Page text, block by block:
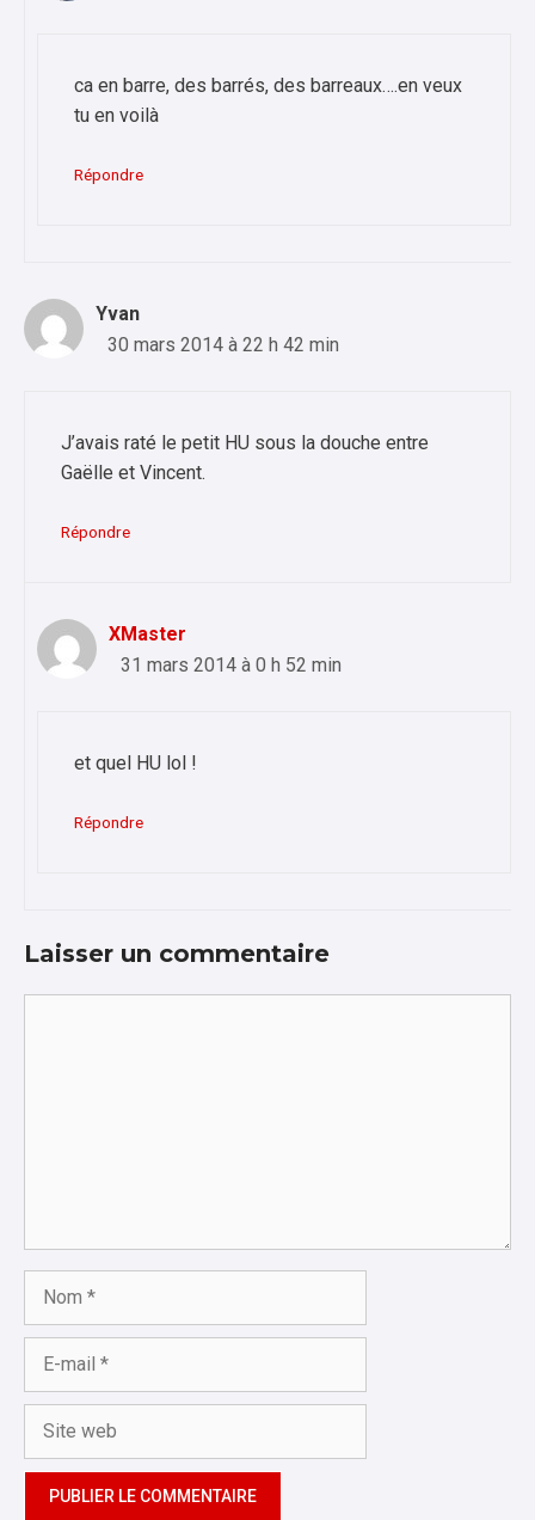
ca en barre, des barrés, des barreaux….en veux
tu en voilà
Répondre
Yvan
30 mars 2014 à 22 h 42 min
J’avais raté le petit HU sous la douche entre
Gaëlle et Vincent.
Répondre
XMaster
31 mars 2014 à 0 h 52 min
et quel HU lol !
Répondre
Laisser un commentaire
Nom
Site